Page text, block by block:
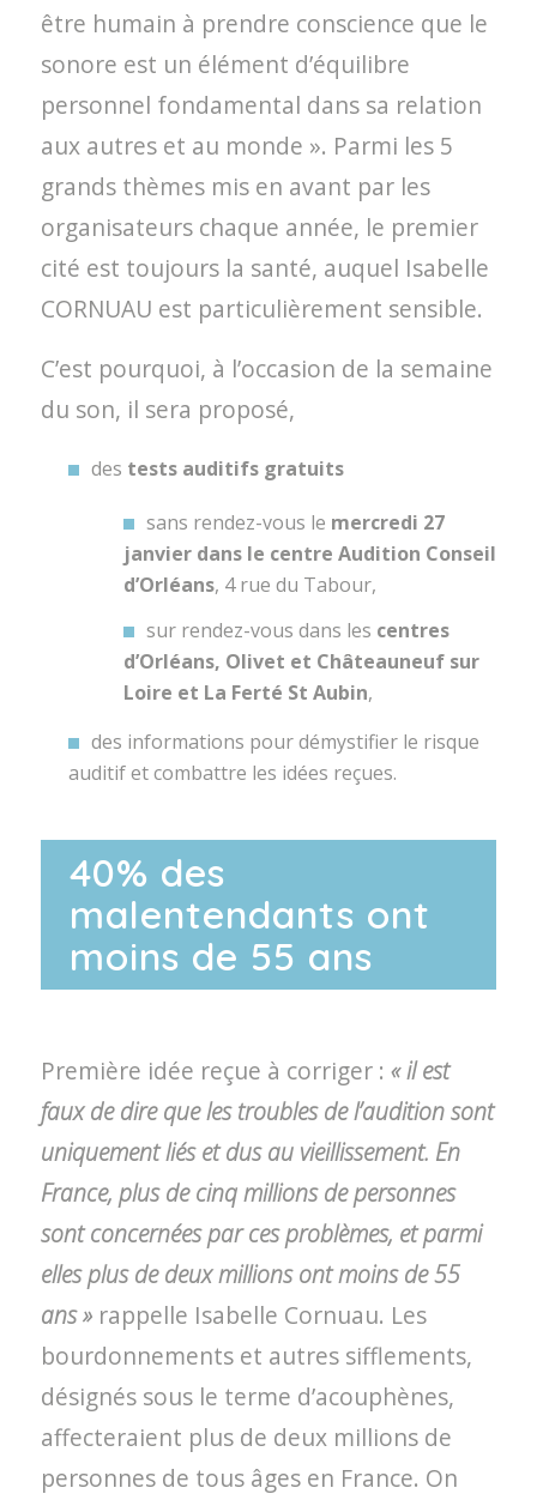
être humain à prendre conscience que le
sonore est un élément d’équilibre
personnel fondamental dans sa relation
aux autres et au monde ». Parmi les 5
grands thèmes mis en avant par les
organisateurs chaque année, le premier
cité est toujours la santé, auquel Isabelle
CORNUAU est particulièrement sensible.
C’est pourquoi, à l’occasion de la semaine
du son, il sera proposé,
des tests auditifs gratuits
sans rendez-vous le mercredi 27
janvier dans le centre Audition Conseil
d’Orléans, 4 rue du Tabour,
sur rendez-vous dans les centres
d’Orléans, Olivet et Châteauneuf sur
Loire et La Ferté St Aubin,
des informations pour démystifier le risque
auditif et combattre les idées reçues.
40% des
malentendants ont
moins de 55 ans
Première idée reçue à corriger : « il est
faux de dire que les troubles de l’audition sont
uniquement liés et dus au vieillissement. En
France, plus de cinq millions de personnes
sont concernées par ces problèmes, et parmi
elles plus de deux millions ont moins de 55
ans »rappelle Isabelle Cornuau. Les
bourdonnements et autres sifflements,
désignés sous le terme d’acouphènes,
affecteraient plus de deux millions de
personnes de tous âges en France. On